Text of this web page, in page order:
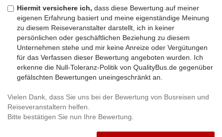
Hiermit versichere ich, dass diese Bewertung auf meiner
eigenen Erfahrung basiert und meine eigenständige Meinung
zu diesem Reiseveranstalter darstellt, ich in keiner
persönlichen oder geschäftlichen Beziehung zu diesem
Unternehmen stehe und mir keine Anreize oder Vergütungen
für das Verfassen dieser Bewertung angeboten wurden. Ich
erkenne die Null-Toleranz-Politik von QualityBus.de gegenüber
gefälschten Bewertungen uneingeschränkt an.
Vielen Dank, dass Sie uns bei der Bewertung von Busreisen und
Reiseveranstaltern helfen.
Bitte bestätigen Sie nun Ihre Bewertung.